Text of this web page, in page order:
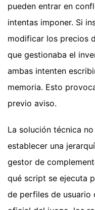
pueden entrar en
intentas imponer. Si
modificar los precios
que gestionaba el
ambas intenten
memoria. Esto
previo aviso.
La solución técnica
establecer una
gestor de
qué script se ejecuta
de perfiles de usuario